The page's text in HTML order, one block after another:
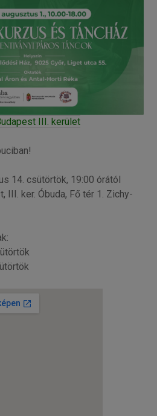
III. kerület
14. csütörtök, 19:00 órától
III. ker. Óbuda, Fő tér 1. Zichy-